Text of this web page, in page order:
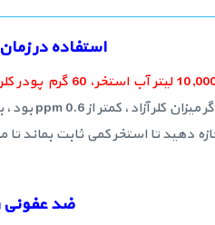
استفاده در
ضد عفونی